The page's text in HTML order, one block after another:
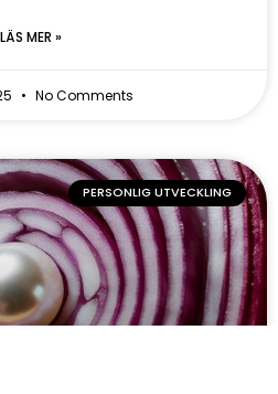
LÄS MER »
No Comments
PERSONLIG UTVECKLING